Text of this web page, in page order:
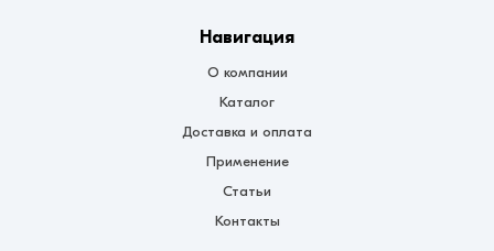
Навигация
О компании
Каталог
Доставка и оплата
Применение
Статьи
Контакты